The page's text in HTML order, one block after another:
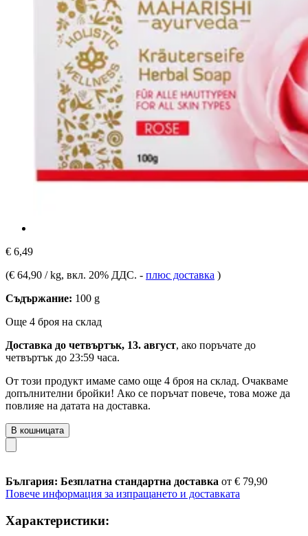
€ 6,49
(€ 64,90 / kg, вкл. 20% ДДС. - плюс доставка )
Съдържание: 100 g
Още 4 броя на склад
Доставка до четвъртък, 13. август, ако поръчате до
четвъртък до 23:59 часа.
От този продукт имаме само още 4 броя на склад. Очакваме
допълнителни бройки! Ако се поръчат повече, това може да
повлияе на датата на доставка.
В кошницата
България: Безплатна стандартна доставка от € 79,90
Повече информация за изпращането и доставката
Характеристики: